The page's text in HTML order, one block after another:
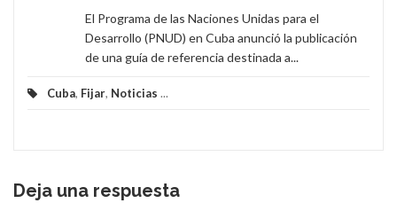
El Programa de las Naciones Unidas para el
Desarrollo (PNUD) en Cuba anunció la publicación
de una guía de referencia destinada a...
Cuba, Fijar, Noticias ...
Deja una respuesta